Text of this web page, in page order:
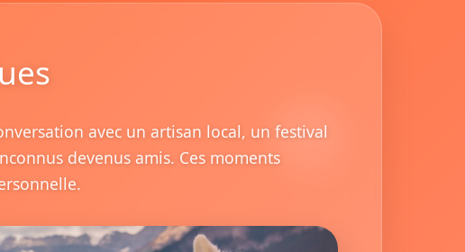
avec un artisan local, un festival
devenus amis. Ces moments